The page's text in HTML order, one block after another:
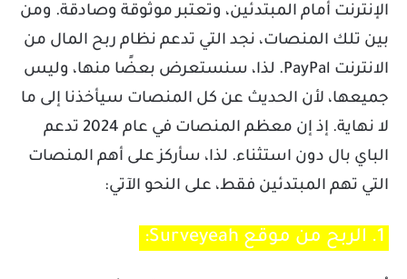
الإنترنت أمام المبتدئين، وتعتبر موثوقة وصادقة. ومن
بين تلك المنصات، نجد التي تدعم نظام ربح المال من
الانترنت PayPal. لذا، سنستعرض بعضًا منها، وليس
جميعها، لأن الحديث عن كل المنصات سيأخذنا إلى ما
لا نهاية. إذ إن معظم المنصات في عام 2024 تدعم
الباي بال دون استثناء. لذا، سأركز على أهم المنصات
التي تهم المبتدئين فقط، على النحو الآتي:
1. الربح من موقع Surveyeah: